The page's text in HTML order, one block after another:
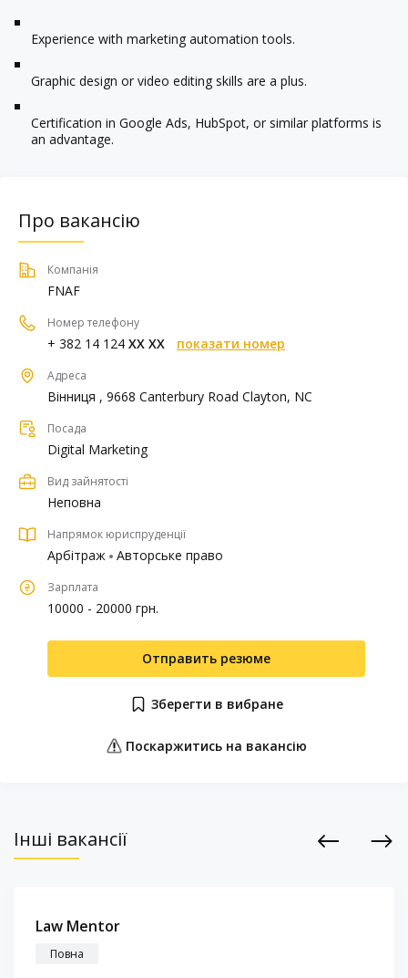
Experience with marketing automation tools.
Graphic design or video editing skills are a plus.
Certification in Google Ads, HubSpot, or similar platforms is
an advantage.
Про вакансію
Компанія
FNAF
Номер телефону
+ 382 14 124 XX XX показати номер
Адреса
Вінниця , 9668 Canterbury Road Clayton, NC
Посада
Digital Marketing
Вид зайнятості
Неповна
Напрямок юриспруденції
Арбітраж Авторське право
Зарплата
10000 - 20000 грн.
Отправить резюме
Зберегти в вибране
Поскаржитись на вакансію
Інші вакансії
Law Mentor
Повна